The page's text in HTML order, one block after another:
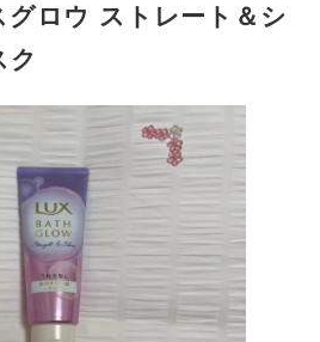
ロウ ストレート＆シ
ク